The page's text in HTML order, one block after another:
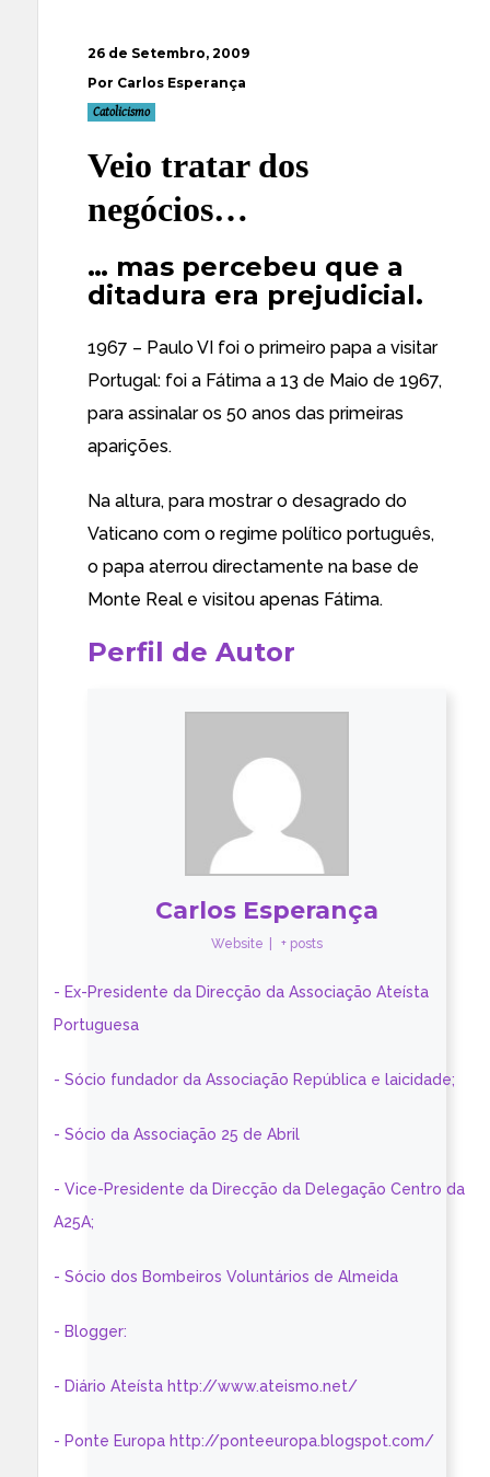
26 de Setembro, 2009
Por Carlos Esperança
Catolicismo
Veio tratar dos
negócios…
… mas percebeu que a
ditadura era prejudicial.
1967 – Paulo VI foi o primeiro papa a visitar
Portugal: foi a Fátima a 13 de Maio de 1967,
para assinalar os 50 anos das primeiras
aparições.
Na altura, para mostrar o desagrado do
Vaticano com o regime político português,
o papa aterrou directamente na base de
Monte Real e visitou apenas Fátima.
Perfil de Autor
Carlos Esperança
Website + posts
- Ex-Presidente da Direcção da Associação Ateísta
Portuguesa
- Sócio fundador da Associação República e laicidade;
- Sócio da Associação 25 de Abril
- Vice-Presidente da Direcção da Delegação Centro da
A25A;
- Sócio dos Bombeiros Voluntários de Almeida
- Blogger:
- Diário Ateísta http://www.ateismo.net/
- Ponte Europa http://ponteeuropa.blogspot.com/